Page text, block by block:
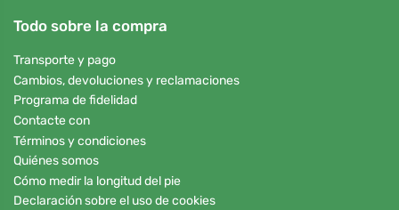
Todo sobre la compra
Transporte y pago
Cambios, devoluciones y reclamaciones
Programa de fidelidad
Contacte con
Términos y condiciones
Quiénes somos
Cómo medir la longitud del pie
Declaración sobre el uso de cookies